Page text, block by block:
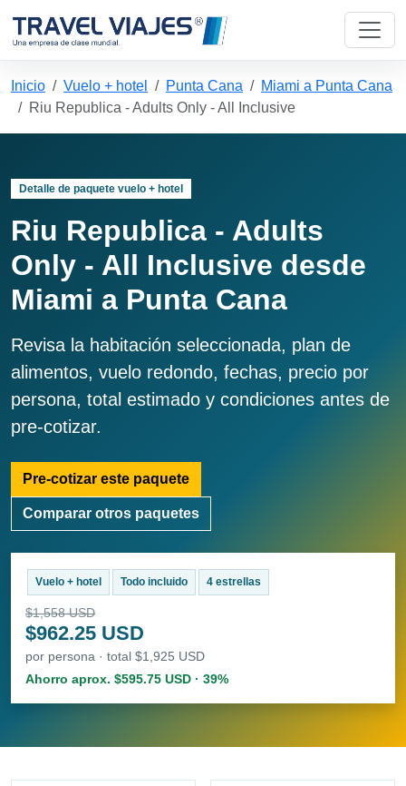
Inicio Vuelo + hotel Punta Cana
Miami a Punta Cana
Riu Republica - Adults Only - All Inclusive
Detalle de paquete vuelo + hotel
Riu Republica - Adults
Only - All Inclusive desde
Miami a Punta Cana
Revisa la habitación seleccionada, plan de
alimentos, vuelo redondo, fechas, precio por
persona, total estimado y condiciones antes de
pre-cotizar.
Pre-cotizar este paquete
Comparar otros paquetes
Vuelo + hotel Todo incluido 4 estrellas
$1,558 USD
$962.25 USD
por persona · total $1,925 USD
Ahorro aprox. $595.75 USD · 39%